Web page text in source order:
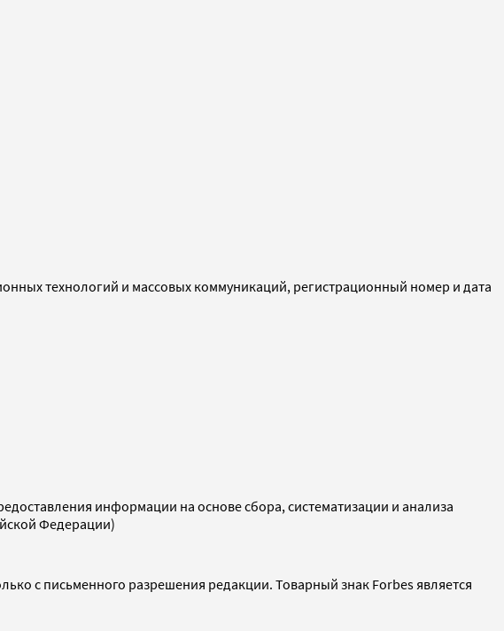
технологий и массовых коммуникаций, регистрационный номер и дата
информации на основе сбора, систематизации и анализа
Федерации)
с письменного разрешения редакции. Товарный знак Forbes является